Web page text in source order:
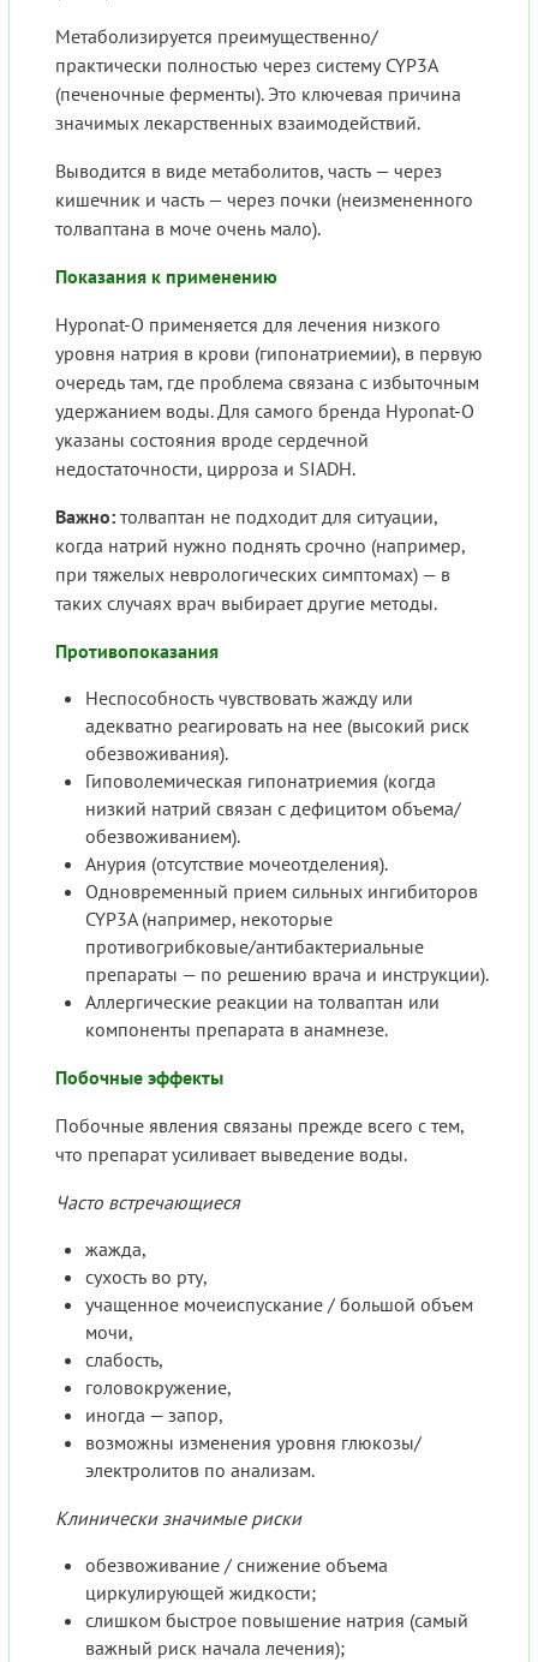
Метаболизируется преимущественно/
практически полностью через систему CYP3A
(печеночные ферменты). Это ключевая причина
значимых лекарственных взаимодействий.
Выводится в виде метаболитов, часть — через
кишечник и часть — через почки (неизмененного
толваптана в моче очень мало).
Показания к применению
Hyponat-O применяется для лечения низкого
уровня натрия в крови (гипонатриемии), в первую
очередь там, где проблема связана с избыточным
удержанием воды. Для самого бренда Hyponat-O
указаны состояния вроде сердечной
недостаточности, цирроза и SIADH.
Важно: толваптан не подходит для ситуации,
когда натрий нужно поднять срочно (например,
при тяжелых неврологических симптомах) — в
таких случаях врач выбирает другие методы.
Противопоказания
Неспособность чувствовать жажду или
адекватно реагировать на нее (высокий риск
обезвоживания).
Гиповолемическая гипонатриемия (когда
низкий натрий связан с дефицитом объема/
обезвоживанием).
Анурия (отсутствие мочеотделения).
Одновременный прием сильных ингибиторов
CYP3A (например, некоторые
противогрибковые/антибактериальные
препараты — по решению врача и инструкции).
Аллергические реакции на толваптан или
компоненты препарата в анамнезе.
Побочные эффекты
Побочные явления связаны прежде всего с тем,
что препарат усиливает выведение воды.
Часто встречающиеся
жажда,
сухость во рту,
учащенное мочеиспускание / большой объем
мочи,
слабость,
головокружение,
иногда — запор,
возможны изменения уровня глюкозы/
электролитов по анализам.
Клинически значимые риски
обезвоживание / снижение объема
циркулирующей жидкости;
слишком быстрое повышение натрия (самый
важный риск начала лечения);